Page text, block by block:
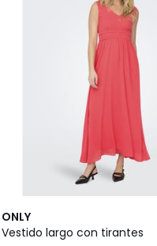
ONLY
Vestido largo con tirantes
4,6
/ 5